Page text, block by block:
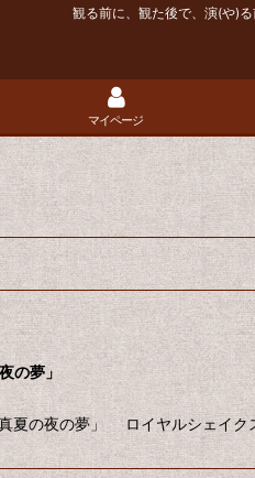
観る前に、観た後で、演(や)
マイページ
の夢」
夏の夜の夢」 ロイヤルシェ